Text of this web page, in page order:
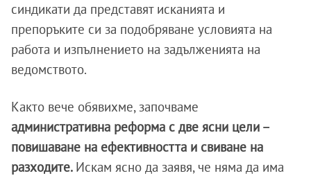
синдикати да представят исканията и
препоръките си за подобряване условията на
работа и изпълнението на задълженията на
ведомството.
Както вече обявихме, започваме
административна реформа с две ясни цели –
повишаване на ефективността и свиване на
разходите. Искам ясно да заявя, че няма да има